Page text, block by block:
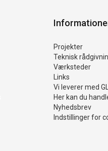
Projekter
Teknisk
Værksteder
Links
Vi leverer med
Her kan du
Nyhedsbrev
Indstillinger for